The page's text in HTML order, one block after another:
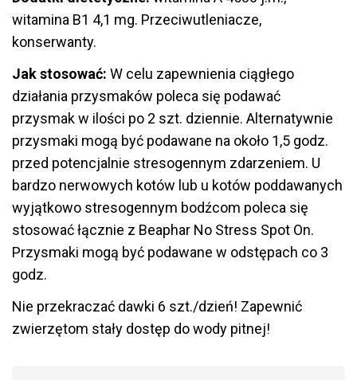
witamina B1 4,1 mg. Przeciwutleniacze,
konserwanty.
Jak stosować: W celu zapewnienia ciągłego
działania przysmaków poleca się podawać
przysmak w ilości po 2 szt. dziennie. Alternatywnie
przysmaki mogą być podawane na około 1,5 godz.
przed potencjalnie stresogennym zdarzeniem. U
bardzo nerwowych kotów lub u kotów poddawanych
wyjątkowo stresogennym bodźcom poleca się
stosować łącznie z Beaphar No Stress Spot On.
Przysmaki mogą być podawane w odstępach co 3
godz.
Nie przekraczać dawki 6 szt./dzień! Zapewnić
zwierzętom stały dostęp do wody pitnej!